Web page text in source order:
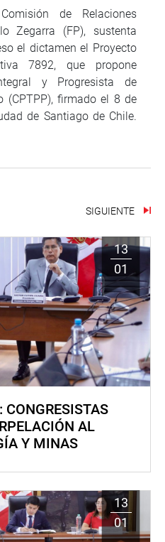
de Relaciones
Zegarra (FP), sustenta
el dictamen el Proyecto
7892, que propone
y Progresista de
(CPTPP), firmado el 8 de
de Santiago de Chile.
SIGUIENTE
13
01
CONGRESISTAS
AL
Y MINAS
13
01